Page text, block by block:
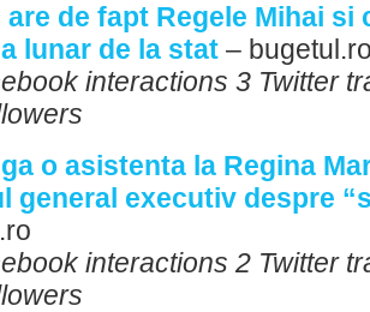
are de fapt Regele Mihai si
lunar de la stat –
interactions 3 Twitter
o asistenta la Regina
general executiv despre
interactions 2 Twitter